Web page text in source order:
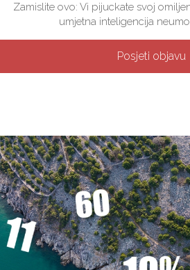
Zamislite ovo: Vi pijuckate svoj
umjetna inteligencija
Posjeti objavu